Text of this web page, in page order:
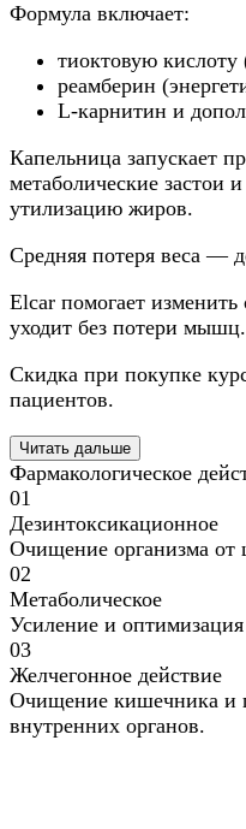
Формула включает:
тиоктовую
реамберин
L-карнитин и
Капельница запускает
метаболические застои
утилизацию жиров.
Средняя потеря веса —
Elcar помогает изменить
уходит без потери мышц.
Скидка при покупке
пациентов.
Читать дальше
Фармакологическое
01
Дезинтоксикационное
Очищение организма от
02
Метаболическое
Усиление и
03
Желчегонное действие
Очищение кишечника и
внутренних органов.